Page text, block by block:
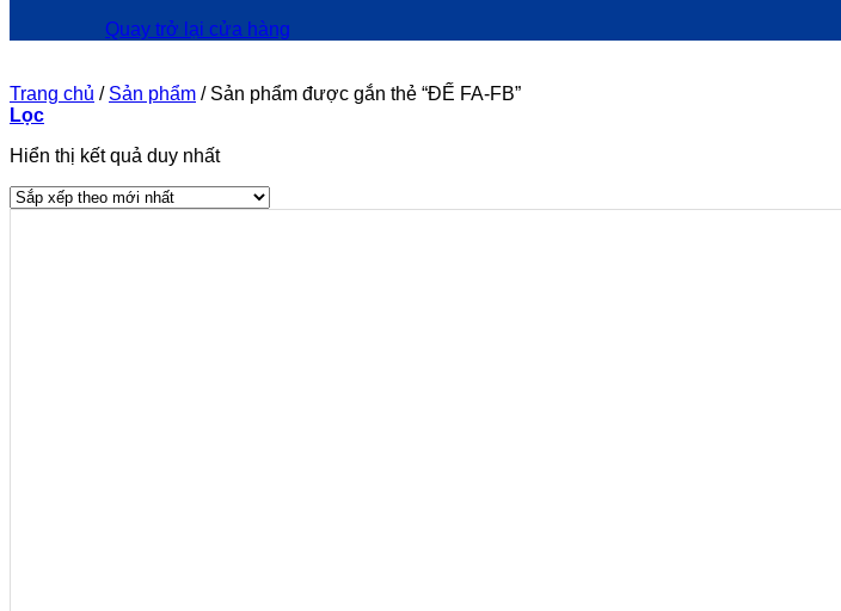
Quay trở lại cửa hàng
Trang chủ / Sản phẩm /Sản phẩm được gắn thẻ “ĐẾ FA-FB”
Lọc
Hiển thị kết quả duy nhất